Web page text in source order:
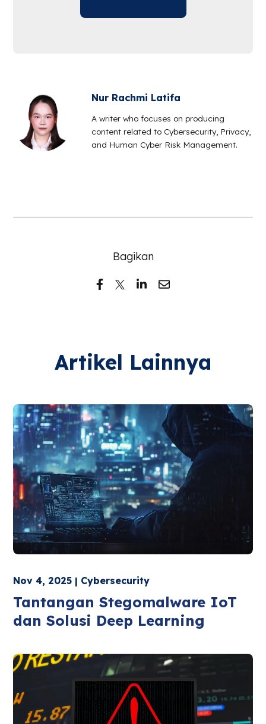
Nur Rachmi Latifa
A writer who focuses on producing
content related to Cybersecurity, Privacy,
and Human Cyber Risk Management.
Bagikan
Artikel Lainnya
Nov 4, 2025 | Cybersecurity
Tantangan Stegomalware IoT
dan Solusi Deep Learning